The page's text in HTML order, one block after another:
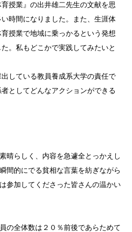
育授業』の出井雄二先生の文献を思
時間になりました。また、生涯体
授業で地域に乗っかるという発想
。私もどこかで実践してみたいと
している教員養成系大学の責任で
としてどんなアクションができる
晴らしく、内容を急遽全とっかえし
間的にでる貧相な言葉を紡ぎながら
参加してくださった皆さんの温かい
の全体数は２０％前後であらためて